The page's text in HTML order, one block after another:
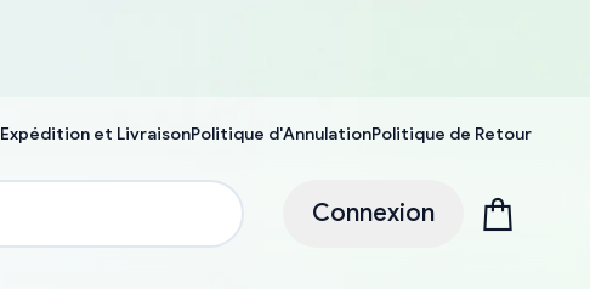
Expédition et LivraisonPolitique d'AnnulationPolitique de Retour
Connexion